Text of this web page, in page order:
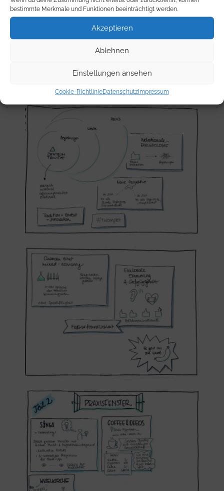
bestimmte Merkmale und Funktionen beeinträchtigt werden.
Akzeptieren
Ablehnen
Einstellungen ansehen
Cookie-RichtlinieDatenschutzImpressum